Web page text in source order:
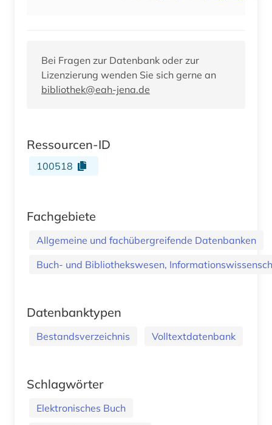
Bei Fragen zur Datenbank oder zur
Lizenzierung wenden Sie sich gerne an
bibliothek@eah-jena.de
Ressourcen-ID
100518
Fachgebiete
Allgemeine und fachübergreifende Datenbanken
Buch- und Bibliothekswesen,
Datenbanktypen
Bestandsverzeichnis Volltextdatenbank
Schlagwörter
Elektronisches Buch